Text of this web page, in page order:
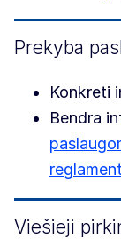
Prekyba
Konkreti
Bendra
Viešieji